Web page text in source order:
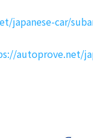
japanese-car/
autoprove.net/